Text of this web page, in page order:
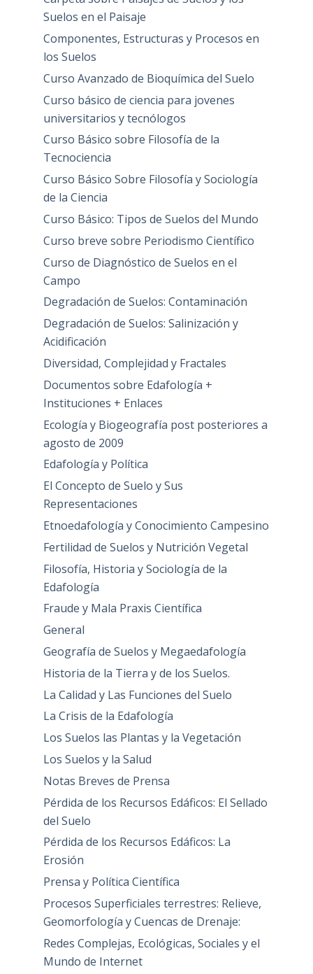
Suelos en el Paisaje
Componentes, Estructuras y Procesos en
los Suelos
Curso Avanzado de Bioquímica del Suelo
Curso básico de ciencia para jovenes
universitarios y tecnólogos
Curso Básico sobre Filosofía de la
Tecnociencia
Curso Básico Sobre Filosofía y Sociología
de la Ciencia
Curso Básico: Tipos de Suelos del Mundo
Curso breve sobre Periodismo Científico
Curso de Diagnóstico de Suelos en el
Campo
Degradación de Suelos: Contaminación
Degradación de Suelos: Salinización y
Acidificación
Diversidad, Complejidad y Fractales
Documentos sobre Edafología +
Instituciones + Enlaces
Ecología y Biogeografía post posteriores a
agosto de 2009
Edafología y Política
El Concepto de Suelo y Sus
Representaciones
Etnoedafología y Conocimiento Campesino
Fertilidad de Suelos y Nutrición Vegetal
Filosofía, Historia y Sociología de la
Edafología
Fraude y Mala Praxis Científica
General
Geografía de Suelos y Megaedafología
Historia de la Tierra y de los Suelos.
La Calidad y Las Funciones del Suelo
La Crisis de la Edafología
Los Suelos las Plantas y la Vegetación
Los Suelos y la Salud
Notas Breves de Prensa
Pérdida de los Recursos Edáficos: El Sellado
del Suelo
Pérdida de los Recursos Edáficos: La
Erosión
Prensa y Política Científica
Procesos Superficiales terrestres: Relieve,
Geomorfología y Cuencas de Drenaje:
Redes Complejas, Ecológicas, Sociales y el
Mundo de Internet